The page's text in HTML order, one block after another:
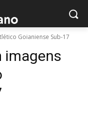
Goianiense Sub-17
imagens